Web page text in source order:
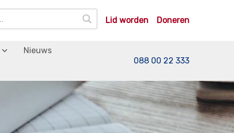
Lid worden Doneren
Nieuws
088 00 22 333